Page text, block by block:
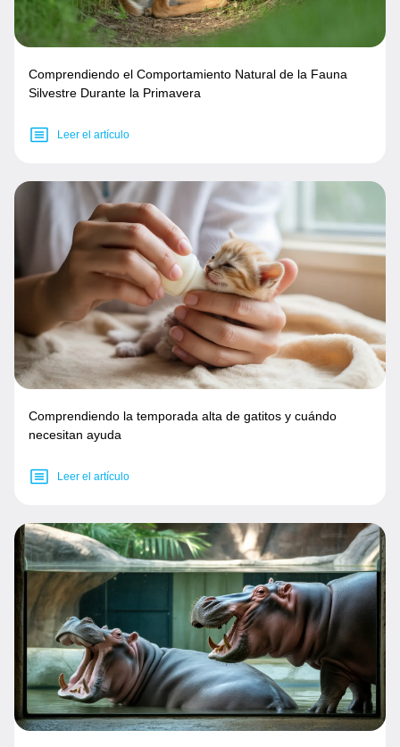
Comprendiendo el Comportamiento Natural de la Fauna
Silvestre Durante la Primavera
Leer el artículo
Comprendiendo la temporada alta de gatitos y cuándo
necesitan ayuda
Leer el artículo